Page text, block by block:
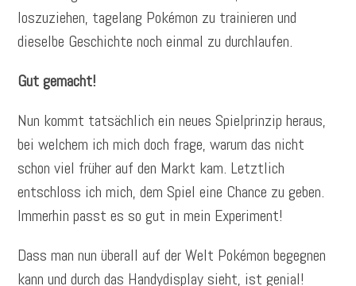
loszuziehen, tagelang Pokémon zu trainieren und
dieselbe Geschichte noch einmal zu durchlaufen.
Gut gemacht!
Nun kommt tatsächlich ein neues Spielprinzip heraus,
bei welchem ich mich doch frage, warum das nicht
schon viel früher auf den Markt kam. Letztlich
entschloss ich mich, dem Spiel eine Chance zu geben.
Immerhin passt es so gut in mein Experiment!
Dass man nun überall auf der Welt Pokémon begegnen
kann und durch das Handydisplay sieht, ist genial!